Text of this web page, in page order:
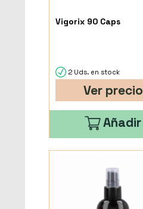
Vigorix 90 Caps
2 Uds. en stock
Ver precio
Añadir